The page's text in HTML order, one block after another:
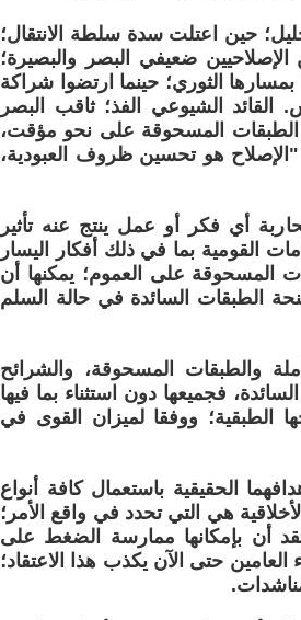
حين اعتلت سدة سلطة الانتقال؛
مجموعة من الإصلاحيين ضعيفي البصر والبصيرة؛
الثوري؛ حينما ارتضوا شراكة
الشيوعي الفذ؛ ثاقب البصر
المسحوقة على نحو مؤقت،
"الإصلاح هو تحسين ظروف العبودية،
أي فكر أو عمل ينتج عنه تأثير
القومية بما في ذلك أفكار اليسار
المسحوقة على العموم؛ يمكنها أن
الطبقات السائدة في حالة السلم
والطبقات المسحوقة، والشرائح
فجميعها دون استثناء بما فيها
الطبقية؛ ووفقا لميزان القوى في
الحقيقية باستعمال كافة أنواع
هي التي تحدد في واقع الأمر؛
أن بإمكانها ممارسة الضغط على
حتى الآن يكذب هذا الاعتقاد؛